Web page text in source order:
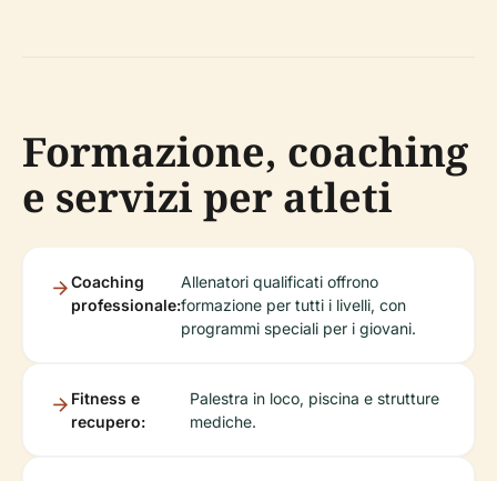
Formazione, coaching
e servizi per atleti
Coaching
professionale:
Allenatori qualificati offrono
formazione per tutti i livelli, con
programmi speciali per i giovani.
Fitness e
recupero:
Palestra in loco, piscina e strutture
mediche.